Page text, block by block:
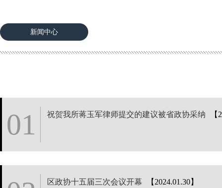
新闻中心
01 祝贺我所蒋玉军律师提交的建议被省政协采纳
区政协十五届三次会议开幕 【2024.01.30】